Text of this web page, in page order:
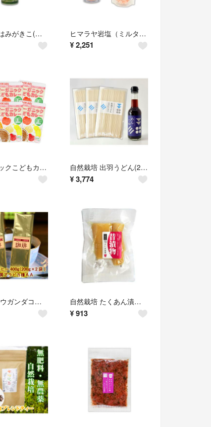
大草原のはみがきこ(ペパーミントオーガニック)(50g(約100回分))★無添加 ヒマラヤ岩塩（ミルタイプ）(50g)＆ミル詰替用～(250g)★汚染とは無縁の塩
¥2,251
オーガニックこどもカレー(100g(1人前))Ｘ６袋★有機★無添加・無化学調味料 自然栽培 出羽うどん(250g)Ｘ３袋＆めんつゆ(250ml)★無肥料・無農薬★
¥3,774
自然栽培 ウガンダコーヒー(200g)Ｘ２★貴重なアラビカ種★ＡＡ級★無肥料・無農薬★自家焙煎★ 自然栽培 たくあん漬け(100g)★昔ながらの古式製法★無添加・無化学調味料★無肥料・無農薬の大根★
¥913